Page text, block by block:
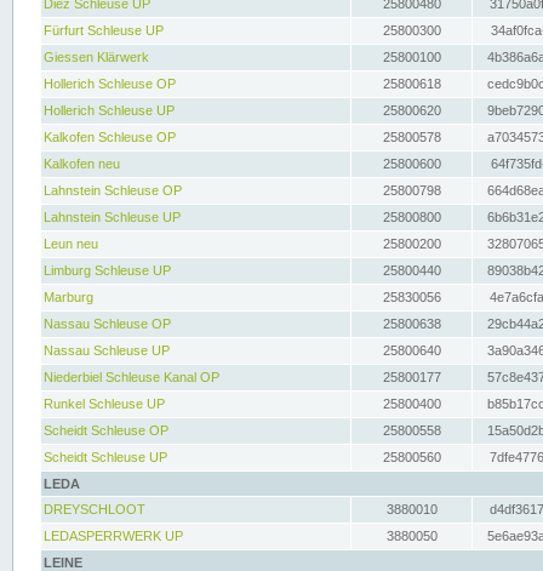
Diez Schleuse UP
25800480
Fürfurt Schleuse UP
25800300
Giessen Klärwerk
25800100
Hollerich Schleuse OP
25800618
Hollerich Schleuse UP
25800620
Kalkofen Schleuse OP
25800578
Kalkofen neu
25800600
Lahnstein Schleuse OP
25800798
Lahnstein Schleuse UP
25800800
Leun neu
25800200
Limburg Schleuse UP
25800440
Marburg
25830056
Nassau Schleuse OP
25800638
Nassau Schleuse UP
25800640
Niederbiel Schleuse Kanal OP
25800177
Runkel Schleuse UP
25800400
Scheidt Schleuse OP
25800558
Scheidt Schleuse UP
25800560
LEDA
DREYSCHLOOT
3880010
LEDASPERRWERK UP
3880050
LEINE